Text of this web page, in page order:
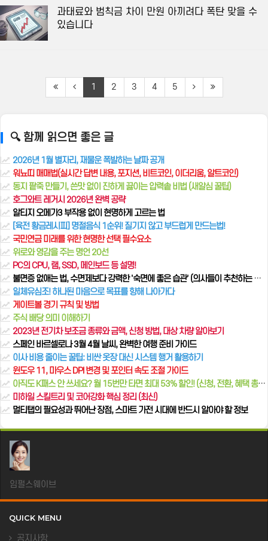
과태료와 범칙금 차이 만원 아끼려다 폭탄 맞을 수
있습니다
1 2 3 4 5
🔍 함께 읽으면 좋은 글
2026년 1월 별자리, 재물운 폭발하는 날짜 공개
워뇨띠 매매법(실시간 답변 내용, 포지션, 비트코인, 이더리움, 알트코인)
동지 팥죽 만들기, 쓴맛 없이 진하게 끓이는 압력솥 비법 (새알심 꿀팁)
호그와트 레거시 2026년 완벽 공략
알티지 오메가3 부작용 없이 현명하게 고르는 법
[육전 황금레시피] 명절음식 1순위! 질기지 않고 부드럽게 만드는법!
국민연금 미래를 위한 현명한 선택 필수요소
위로와 영감을 주는 명언 20선
PC의 CPU, 램, SSD, 메인보드 등 설명!
불면증 없애는 법, 수면제보다 강력한 '숙면에 좋은 습관' (의사들이 추천하는 수면 위생)
일체유심조! 하나된 마음으로 목표를 향해 나아가다
게이트볼 경기 규칙 및 방법
주식 배당 의미 이해하기
2023년 전기차 보조금 종류와 금액, 신청 방법, 대상 차량 알아보기
스페인 바르셀로나 3월 4월 날씨, 완벽한 여행 준비 가이드
이사 비용 줄이는 꿀팁: 비싼 옷장 대신 시스템 행거 활용하기
윈도우 11, 마우스 DPI 변경 및 포인터 속도 조절 가이드
아직도 K패스 안 쓰세요? 월 15번만 타면 최대 53% 할인! (신청, 전환, 혜택 총정리)
미하일 스킬트리 및 코어강화 핵심 정리 (최신)
멀티탭의 필요성과 뛰어난 장점, 스마트 가전 시대에 반드시 알아야 할 정보
임펄스웨이브
QUICK MENU
공지사항